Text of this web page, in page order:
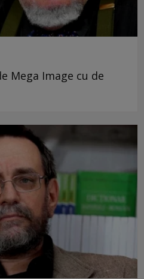
Mega Image cu de